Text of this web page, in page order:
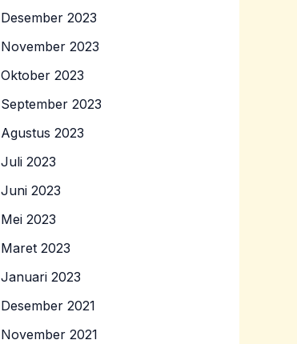
Desember 2023
November 2023
Oktober 2023
September 2023
Agustus 2023
Juli 2023
Juni 2023
Mei 2023
Maret 2023
Januari 2023
Desember 2021
November 2021